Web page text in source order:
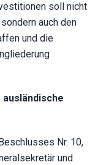
soll nicht
auch den
und die
Nr. 10,
und